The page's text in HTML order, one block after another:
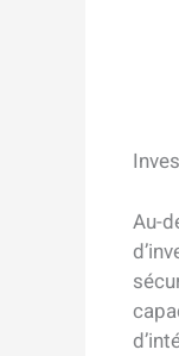
Au-